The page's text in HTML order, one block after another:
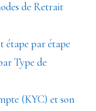
de Retrait
étape par étape
Type de
(KYC) et son